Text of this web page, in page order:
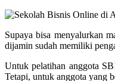
Supaya bisa menyalurkan
dijamin sudah memiliki
Untuk pelatihan anggota
Tetapi, untuk anggota yang